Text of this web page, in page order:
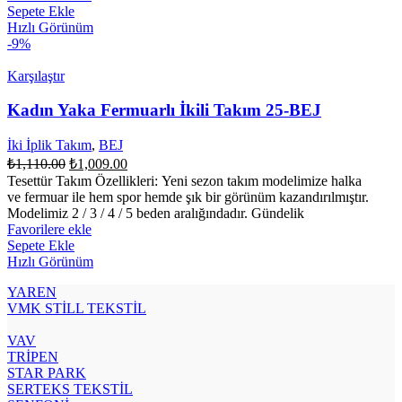
Sepete Ekle
Hızlı Görünüm
-9%
Karşılaştır
Kadın Yaka Fermuarlı İkili Takım 25-BEJ
İki İplik Takım, BEJ
₺1,110.00 Orijinal
fiyat:
₺1,110.00.
₺1,009.00Şu
andaki
fiyat:
₺1,009.00.
Tesettür Takım Özellikleri: Yeni sezon takım modelimize halka
ve fermuar ile hem spor hemde şık bir görünüm kazandırılmıştır.
Modelimiz 2 / 3 / 4 / 5 beden aralığındadır. Gündelik
Favorilere ekle
Sepete Ekle
Hızlı Görünüm
YAREN
VMK STİLL TEKSTİL
VAV
TRİPEN
STAR PARK
SERTEKS TEKSTİL